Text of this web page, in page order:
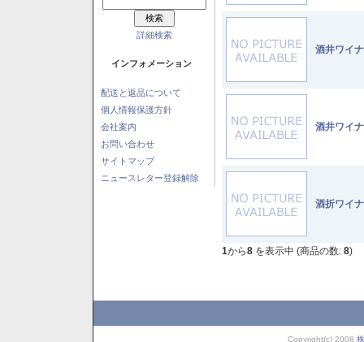
詳細検索
インフォメーション
配送と返品について
個人情報保護方針
会社案内
お問い合わせ
サイトマップ
ニュースレター登録解除
酒井ワイ
酒井ワイ
酒折ワイ
1から8 を表示中 (商品の数: 8)
Copyright(c) 2008